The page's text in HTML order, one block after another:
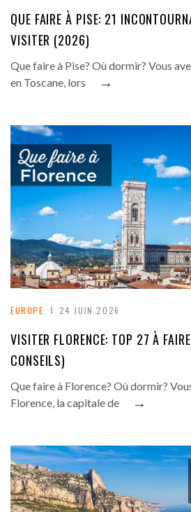
QUE FAIRE À PISE: 21
VISITER (2026)
Que faire à Pise? Où dormir? Vous
en Toscane, lors
→
EUROPE 24 JUIN 2026
VISITER FLORENCE: TOP 27 À
CONSEILS)
Que faire à Florence? Où dormir?
Florence, la capitale de
→